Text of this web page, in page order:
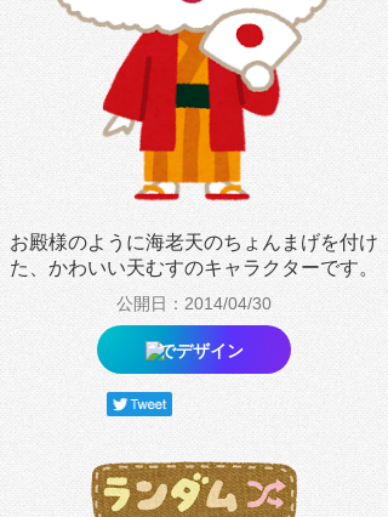
お殿様のように海老天のちょんまげを付け
た、かわいい天むすのキャラクターです。
公開日：2014/04/30
でデザイン